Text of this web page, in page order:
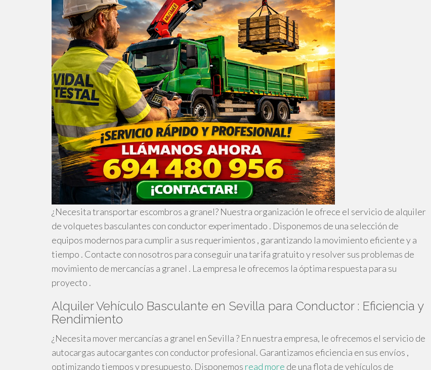
¿Necesita transportar escombros a granel? Nuestra organización le ofrece el servicio de alquiler
de volquetes basculantes con conductor experimentado . Disponemos de una selección de
equipos modernos para cumplir a sus requerimientos , garantizando la movimiento eficiente y a
tiempo . Contacte con nosotros para conseguir una tarifa gratuito y resolver sus problemas de
movimiento de mercancías a granel . La empresa le ofrecemos la óptima respuesta para su
proyecto .
Alquiler Vehículo Basculante en Sevilla para Conductor : Eficiencia y
Rendimiento
¿Necesita mover mercancías a granel en Sevilla ? En nuestra empresa, le ofrecemos el servicio de
autocargas autocargantes con conductor profesional. Garantizamos eficiencia en sus envíos ,
optimizando tiempos y presupuesto. Disponemos read more de una flota de vehículos de